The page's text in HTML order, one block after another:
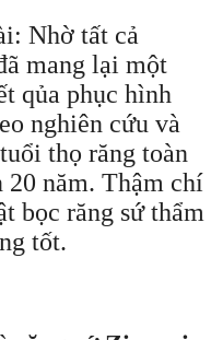
Nhờ tất cả
mang lại một
qủa phục hình
nghiên cứu và
thọ răng toàn
20 năm. Thậm chí
bọc răng sứ thẩm
tốt.